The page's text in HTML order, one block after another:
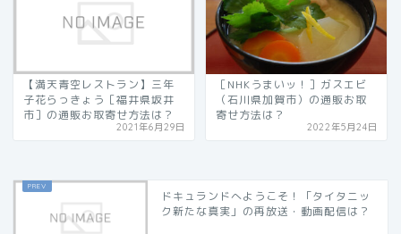
【満天青空レストラン】三年
子花らっきょう［福井県坂井
市］の通販お取寄せ方法は？
2021年6月29日
［NHKうまいッ！］ガスエビ
（石川県加賀市）の通販お取
寄せ方法は？
2022年5月24日
ドキュランドへようこそ！「タイタニッ
ク新たな真実」の再放送・動画配信は？